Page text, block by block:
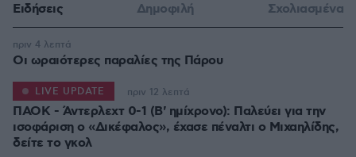
Ειδήσεις Δημοφιλή Σχολιασμένα
Οι ωραιότερες παραλίες της Πάρου
πριν 4 λεπτά
ΠΑΟΚ - Άντερλεχτ 0-1 (Β' ημίχρονο): Παλεύει για την
ισοφάριση ο «Δικέφαλος», έχασε πέναλτι ο Μιχαηλίδης,
LIVE UPDATE πριν 12 λεπτά